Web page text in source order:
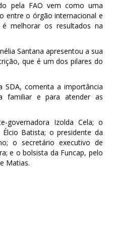
pela FAO vem como uma
entre o órgão internacional e
melhorar os resultados na
Santana apresentou a sua
que é um dos pilares do
SDA, comenta a importância
familiar e para atender as
governadora Izolda Cela; o
Batista; o presidente da
o secretário executivo de
e o bolsista da Funcap, pelo
Matias.